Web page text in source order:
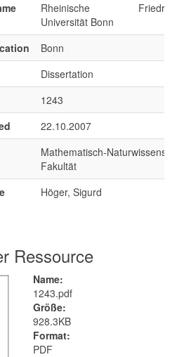
Rheinische Friedrich-
Universität Bonn
Bonn
Dissertation
1243
22.10.2007
Mathematisch-
Fakultät
Höger, Sigurd
Ressource
Name:
1243.pdf
Größe:
928.3KB
Format:
PDF